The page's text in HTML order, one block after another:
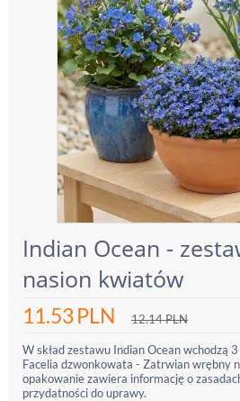
Indian Ocean -
nasion kwiatów
11.53PLN 12.14PLN
W skład zestawu Indian Ocean wchodzą
Facelia dzwonkowata - Zatrwian wrębny
opakowanie zawiera informację o
przydatności do uprawy.